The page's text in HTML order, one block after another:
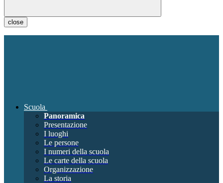
close
Scuola
Panoramica
Presentazione
I luoghi
Le persone
I numeri della scuola
Le carte della scuola
Organizzazione
La storia